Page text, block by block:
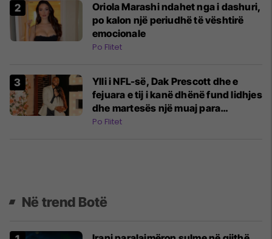
Oriola Marashi ndahet nga i dashuri,
po kalon një periudhë të vështirë
emocionale
Po Flitet
Ylli i NFL-së, Dak Prescott dhe e
fejuara e tij i kanë dhënë fund lidhjes
dhe martesës një muaj para
ceremonisë
Po Flitet
Në trend Botë